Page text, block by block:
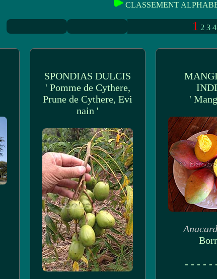
CLASSEMENT
1 2 3 4
SPONDIAS DULCIS
' Pomme de Cythere,
Prune de Cythere, Evi
nain '
'
- - - - -